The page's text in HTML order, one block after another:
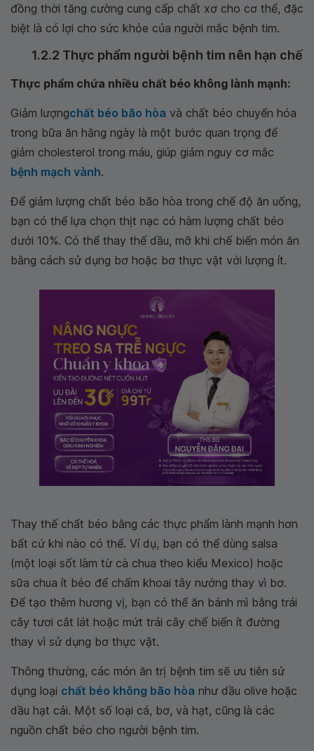
đồng thời tăng cường cung cấp chất xơ cho cơ thể, đặc
biệt là có lợi cho sức khỏe của người mắc bệnh tim.
1.2.2 Thực phẩm người bệnh tim nên hạn chế
Thực phẩm chứa nhiều chất béo không lành mạnh:
Giảm lượngchất béo bão hòa và chất béo chuyển hóa
trong bữa ăn hằng ngày là một bước quan trọng để
giảm cholesterol trong máu, giúp giảm nguy cơ mắc
bệnh mạch vành.
Để giảm lượng chất béo bão hòa trong chế độ ăn uống,
bạn có thể lựa chọn thịt nạc có hàm lượng chất béo
dưới 10%. Có thể thay thế dầu, mỡ khi chế biến món ăn
bằng cách sử dụng bơ hoặc bơ thực vật với lượng ít.
Thay thế chất béo bằng các thực phẩm lành mạnh hơn
bất cứ khi nào có thể. Ví dụ, bạn có thể dùng salsa
(một loại sốt làm từ cà chua theo kiểu Mexico) hoặc
sữa chua ít béo để chấm khoai tây nướng thay vì bơ.
Để tạo thêm hương vị, bạn có thể ăn bánh mì bằng trái
cây tươi cắt lát hoặc mứt trái cây chế biến ít đường
thay vì sử dụng bơ thực vật.
Thông thường, các món ăn trị bệnh tim sẽ ưu tiên sử
dụng loại chất béo không bão hòa như dầu olive hoặc
dầu hạt cải. Một số loại cá, bơ, và hạt, cũng là các
nguồn chất béo cho người bệnh tim.